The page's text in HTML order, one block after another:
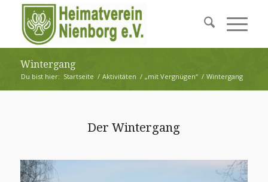
Wintergang
Du bist hier: Startseite / Aktivitäten / „mit Vergnügen“ / Wintergang
Der Wintergang